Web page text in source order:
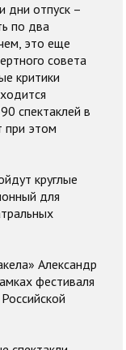
дни отпуск –
по два
это еще
совета
критики
спектаклей в
этом
круглые
для
Александр
фестиваля